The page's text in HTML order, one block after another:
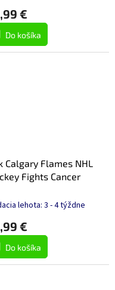
€
Do košíka
Calgary Flames NHL
Fights Cancer
lehota: 3 - 4 týždne
€
Do košíka